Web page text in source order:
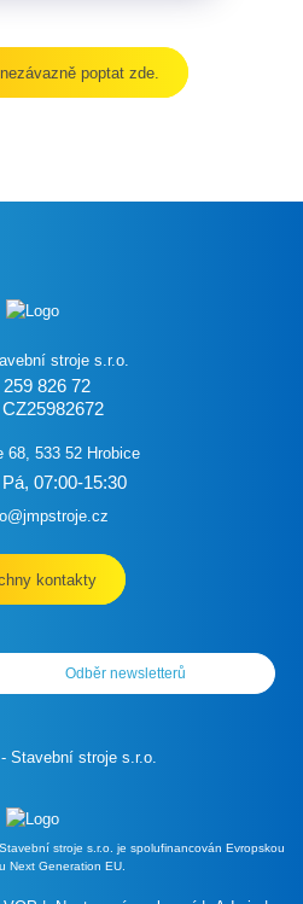
poptat zde.
stroje s.r.o.
259 826 72
68, 533 52 Hrobice
Pá, 07:00-15:30
kontakty
Odběr newsletterů
Stavební stroje s.r.o.
stroje s.r.o. je spolufinancován Evropskou
Next Generation EU.